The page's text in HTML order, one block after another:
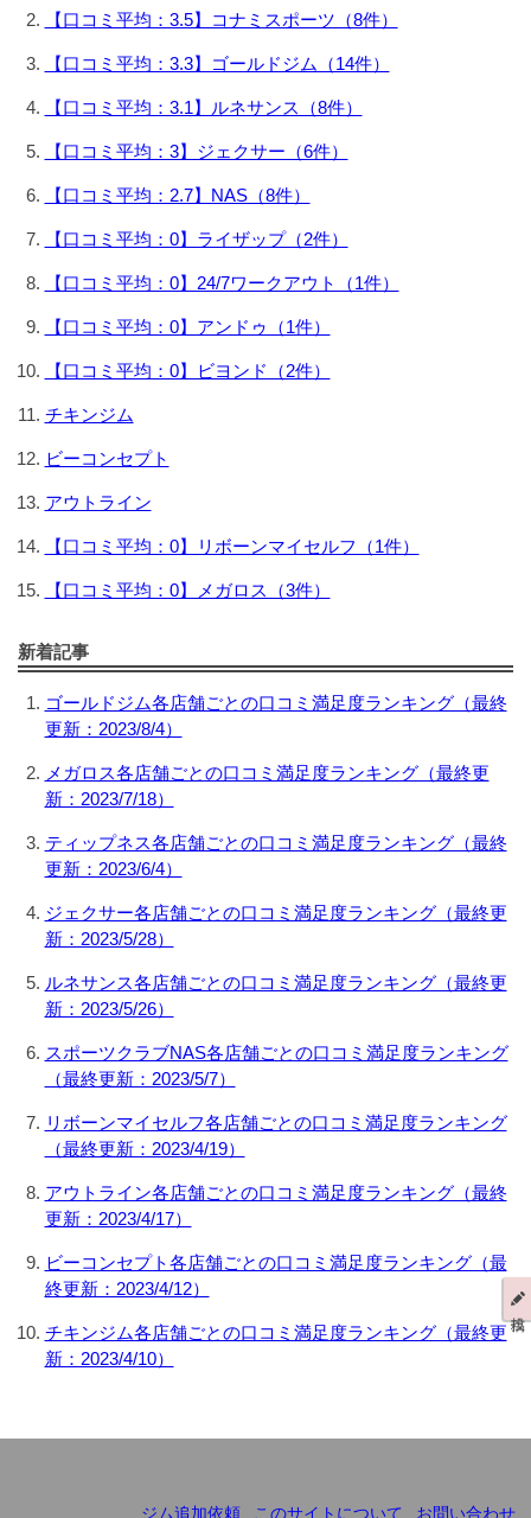
【口コミ平均：3.5】コナミスポーツ（8件）
【口コミ平均：3.3】ゴールドジム（14件）
【口コミ平均：3.1】ルネサンス（8件）
【口コミ平均：3】ジェクサー（6件）
【口コミ平均：2.7】NAS（8件）
【口コミ平均：0】ライザップ（2件）
【口コミ平均：0】24/7ワークアウト（1件）
【口コミ平均：0】アンドゥ（1件）
【口コミ平均：0】ビヨンド（2件）
チキンジム
ビーコンセプト
アウトライン
【口コミ平均：0】リボーンマイセルフ（1件）
【口コミ平均：0】メガロス（3件）
新着記事
ゴールドジム各店舗ごとの口コミ満足度ランキング（最終
更新：2023/8/4）
メガロス各店舗ごとの口コミ満足度ランキング（最終更
新：2023/7/18）
ティップネス各店舗ごとの口コミ満足度ランキング（最終
更新：2023/6/4）
ジェクサー各店舗ごとの口コミ満足度ランキング（最終更
新：2023/5/28）
ルネサンス各店舗ごとの口コミ満足度ランキング（最終更
新：2023/5/26）
スポーツクラブNAS各店舗ごとの口コミ満足度ランキング
（最終更新：2023/5/7）
リボーンマイセルフ各店舗ごとの口コミ満足度ランキング
（最終更新：2023/4/19）
アウトライン各店舗ごとの口コミ満足度ランキング（最終
更新：2023/4/17）
ビーコンセプト各店舗ごとの口コミ満足度ランキング（最
終更新：2023/4/12）
チキンジム各店舗ごとの口コミ満足度ランキング（最終更
新：2023/4/10）
ジム追加依頼 このサイトについて お問い合わせ